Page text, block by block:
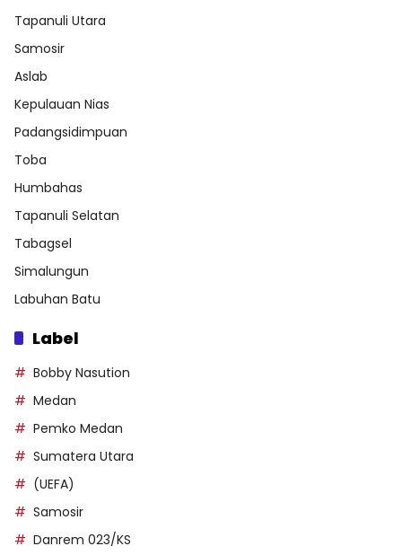
Tapanuli Utara
Samosir
Aslab
Kepulauan Nias
Padangsidimpuan
Toba
Humbahas
Tapanuli Selatan
Tabagsel
Simalungun
Labuhan Batu
Label
Bobby Nasution
Medan
Pemko Medan
Sumatera Utara
(UEFA)
Samosir
Danrem 023/KS